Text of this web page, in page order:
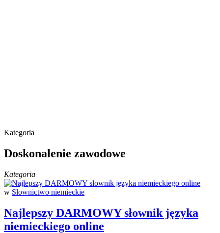
Kategoria
Doskonalenie zawodowe
Kategoria
w Słownictwo niemieckie
Najlepszy DARMOWY słownik języka
niemieckiego online